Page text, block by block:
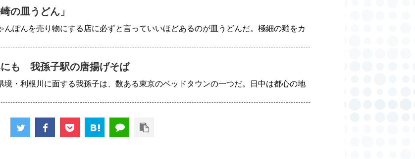
の皿うどん」
んぽんを売り物にする店に必ずと言っていいほどあるのが皿うどんだ。極細の麺をカ
にも 我孫子駅の唐揚げそば
境・利根川に面する我孫子は、数ある東京のベッドタウンの一つだ。日中は都心の地